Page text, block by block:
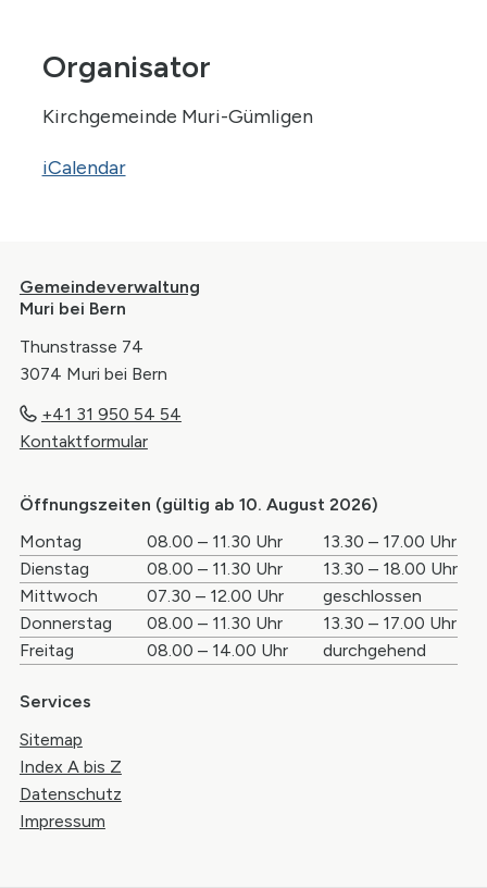
Organisator
Kirchgemeinde Muri-Gümligen
iCalendar
Gemeindeverwaltung
Muri bei Bern
Thunstrasse 74
3074 Muri bei Bern
+41 31 950 54 54
Kontaktformular
Öffnungszeiten (gültig ab 10. August 2026)
Wochentag
Öffnungszeiten Vormittag
Montag 08.00 – 11.30 Uhr
13.30 – 17.00 Uhr
Dienstag
08.00 – 11.30 Uhr
13.30 – 18.00 Uhr
Mittwoch
07.30 – 12.00 Uhr
geschlossen
Donnerstag
08.00 – 11.30 Uhr
13.30 – 17.00 Uhr
Freitag
08.00 – 14.00 Uhr durchgehend
Services
Sitemap
Index A bis Z
Datenschutz
Impressum